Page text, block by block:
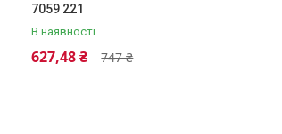
7059 221
В наявності
747 ₴
627,48 ₴